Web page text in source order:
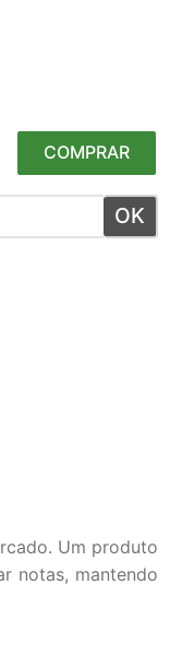
COMPRAR
Um produto
notas, mantendo